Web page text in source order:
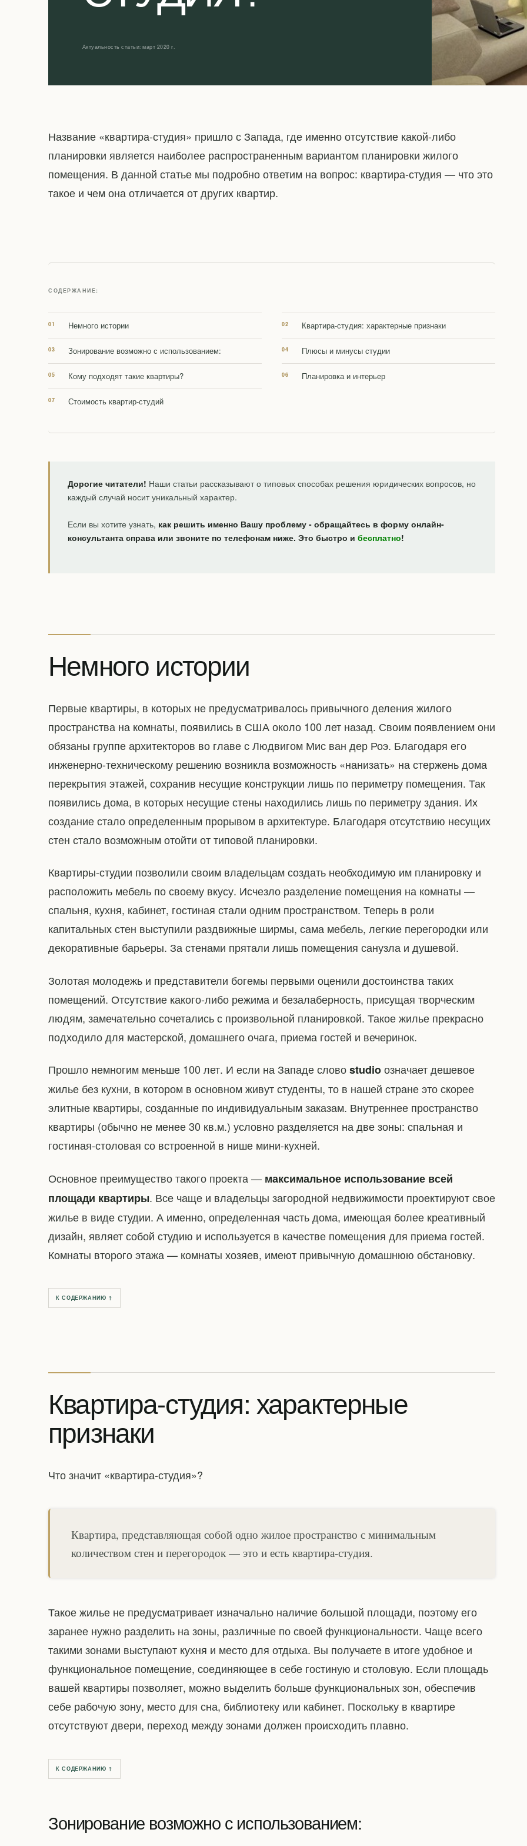
Актуальность статьи: март 2020 г.
Название «квартира-студия» пришло с Запада, где именно отсутствие какой-либо
планировки является наиболее распространенным вариантом планировки жилого
помещения. В данной статье мы подробно ответим на вопрос: квартира-студия — что это
такое и чем она отличается от других квартир.
СОДЕРЖАНИЕ:
Немного истории Квартира-студия: характерные признаки
Зонирование возможно с использованием: Плюсы и минусы студии
Кому подходят такие квартиры? Планировка и интерьер
Стоимость квартир-студий
Дорогие читатели! Наши статьи рассказывают о типовых способах решения юридических вопросов, но
каждый случай носит уникальный характер.
Если вы хотите узнать, как решить именно Вашу проблему - обращайтесь в форму онлайн-
консультанта справа или звоните по телефонам ниже. Это быстро и бесплатно!
Немного истории
Первые квартиры, в которых не предусматривалось привычного деления жилого
пространства на комнаты, появились в США около 100 лет назад. Своим появлением они
обязаны группе архитекторов во главе с Людвигом Мис ван дер Роэ. Благодаря его
инженерно-техническому решению возникла возможность «нанизать» на стержень дома
перекрытия этажей, сохранив несущие конструкции лишь по периметру помещения. Так
появились дома, в которых несущие стены находились лишь по периметру здания. Их
создание стало определенным прорывом в архитектуре. Благодаря отсутствию несущих
стен стало возможным отойти от типовой планировки.
Квартиры-студии позволили своим владельцам создать необходимую им планировку и
расположить мебель по своему вкусу. Исчезло разделение помещения на комнаты —
спальня, кухня, кабинет, гостиная стали одним пространством. Теперь в роли
капитальных стен выступили раздвижные ширмы, сама мебель, легкие перегородки или
декоративные барьеры. За стенами прятали лишь помещения санузла и душевой.
Золотая молодежь и представители богемы первыми оценили достоинства таких
помещений. Отсутствие какого-либо режима и безалаберность, присущая творческим
людям, замечательно сочетались с произвольной планировкой. Такое жилье прекрасно
подходило для мастерской, домашнего очага, приема гостей и вечеринок.
Прошло немногим меньше 100 лет. И если на Западе словоstudioозначает дешевое
жилье без кухни, в котором в основном живут студенты, то в нашей стране это скорее
элитные квартиры, созданные по индивидуальным заказам. Внутреннее пространство
квартиры (обычно не менее 30 кв.м.) условно разделяется на две зоны: спальная и
гостиная-столовая со встроенной в нише мини-кухней.
Основное преимущество такого проекта — максимальное использование всей
площади квартиры. Все чаще и владельцы загородной недвижимости проектируют свое
жилье в виде студии. А именно, определенная часть дома, имеющая более креативный
дизайн, являет собой студию и используется в качестве помещения для приема гостей.
Комнаты второго этажа — комнаты хозяев, имеют привычную домашнюю обстановку.
К СОДЕРЖАНИЮ ↑
Квартира-студия: характерные
признаки
Что значит «квартира-студия»?
Квартира, представляющая собой одно жилое пространство с минимальным
количеством стен и перегородок — это и есть квартира-студия.
Такое жилье не предусматривает изначально наличие большой площади, поэтому его
заранее нужно разделить на зоны, различные по своей функциональности. Чаще всего
такими зонами выступают кухня и место для отдыха. Вы получаете в итоге удобное и
функциональное помещение, соединяющее в себе гостиную и столовую. Если площадь
вашей квартиры позволяет, можно выделить больше функциональных зон, обеспечив
себе рабочую зону, место для сна, библиотеку или кабинет. Поскольку в квартире
отсутствуют двери, переход между зонами должен происходить плавно.
К СОДЕРЖАНИЮ ↑
Зонирование возможно с использованием: